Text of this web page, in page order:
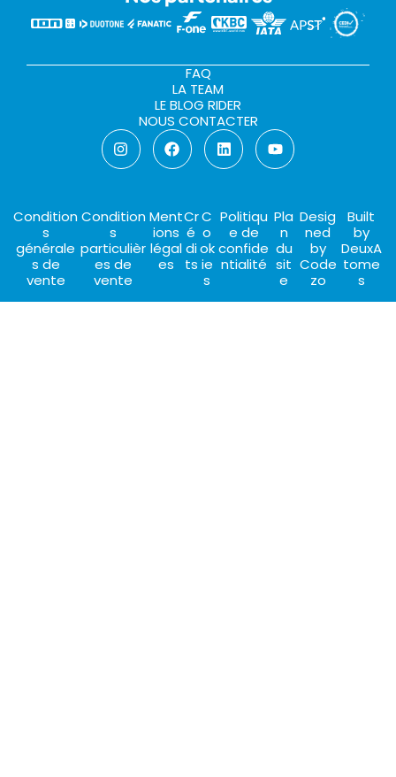
FAQ
LA TEAM
LE BLOG RIDER
NOUS CONTACTER
Condition
s
générale
s de
vente
Condition
s
particulièr
es de
vente
Ment
ions
légal
es
Cr
é
di
ts
C
o
ok
ie
s
Politiqu
e de
confide
ntialité
Pla
n
du
sit
e
Desig
ned
by
Code
zo
Built
by
DeuxA
tome
s